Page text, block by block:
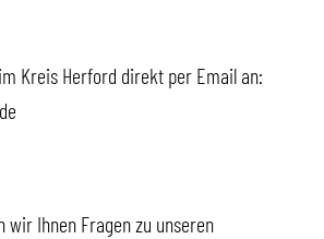
Kreis Herford direkt per Email an:
wir Ihnen Fragen zu unseren